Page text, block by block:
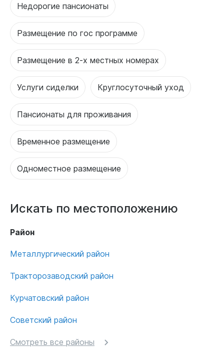
Недорогие пансионаты
Размещение по гос программе
Размещение в 2-х местных номерах
Услуги сиделки Круглосуточный уход
Пансионаты для проживания
Временное размещение
Одноместное размещение
Искать по местоположению
Район
Металлургический район
Тракторозаводский район
Курчатовский район
Советский район
Смотреть все районы